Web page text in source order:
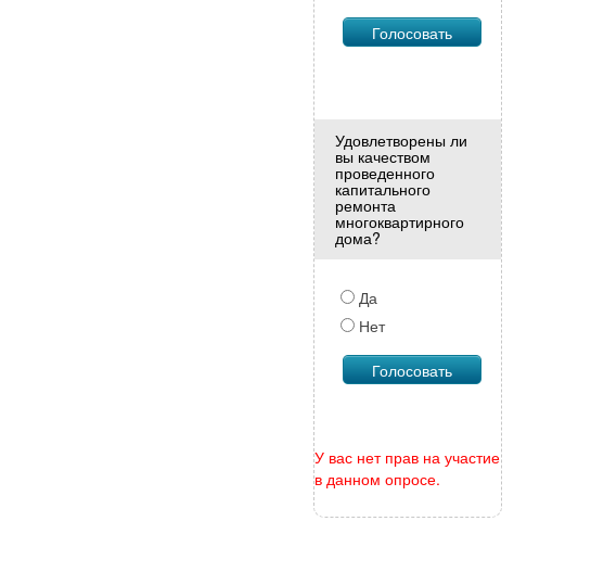
Удовлетворены ли
вы качеством
проведенного
капитального
ремонта
многоквартирного
дома?
Да
Нет
У вас нет прав на участие
в данном опросе.